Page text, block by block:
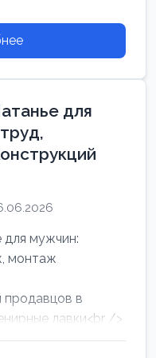
для
для мужчин:
монтаж
продавцов в
лавки<br />